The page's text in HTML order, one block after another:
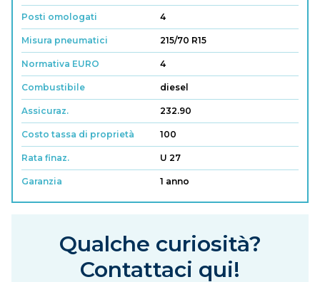
Posti omologati 4
Misura pneumatici 215/70 R15
Normativa EURO 4
Combustibile diesel
Assicuraz. 232.90
Costo tassa di proprietà 100
Rata finaz. U 27
Garanzia 1 anno
Qualche curiosità?
Contattaci qui!